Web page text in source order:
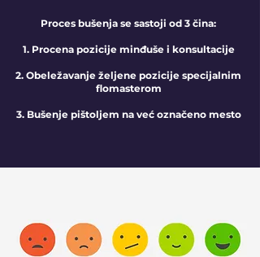
Proces bušenja se sastoji od 3 čina:
1. Procena pozicije minđuše i konsultacije
2. Obeležavanje željene pozicije specijalnim
flomasterom
3. Bušenje pištoljem na već označeno mesto